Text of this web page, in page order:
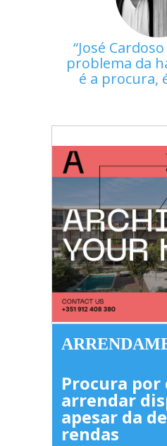
José
problema da
é a procura,
Procura por
arrendar
apesar da
rendas